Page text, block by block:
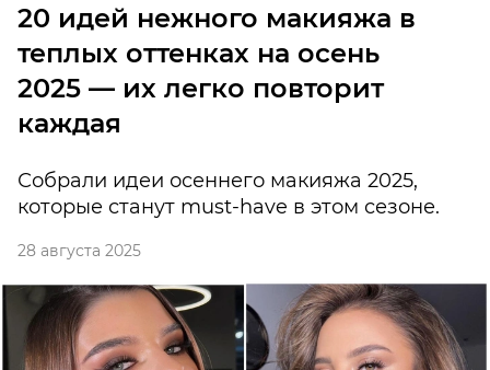
20 идей нежного макияжа в
теплых оттенках на осень
2025 — их легко повторит
каждая
Собрали идеи осеннего макияжа 2025,
которые станут must-have в этом сезоне.
28 августа 2025